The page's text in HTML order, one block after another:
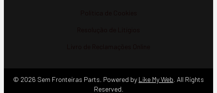
© 2026 Sem Fronteiras Parts. Powered by Like My Web . All Rights
Reserved.